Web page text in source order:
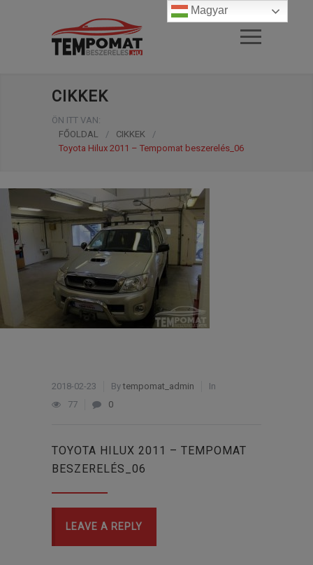
CIKKEK
ÖN ITT VAN:
FŐOLDAL
/ CIKKEK
/
Toyota Hilux 2011 – Tempomat beszerelés_06
2018-02-23 Bytempomat_admin
In
77
0
TOYOTA HILUX 2011 – TEMPOMAT
BESZERELÉS_06
LEAVE A REPLY
Magyar